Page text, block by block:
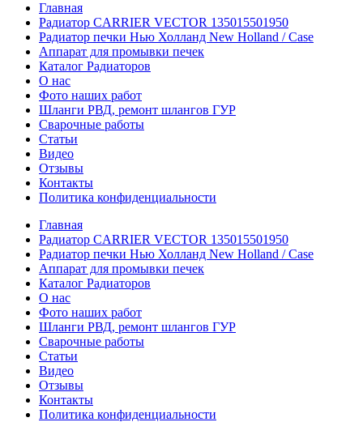
Главная
Радиатор CARRIER VECTOR 135015501950
Радиатор печки Нью Холланд New Holland / Case
Аппарат для промывки печек
Каталог Радиаторов
О нас
Фото наших работ
Шланги РВД, ремонт шлангов ГУР
Сварочные работы
Статьи
Видео
Отзывы
Контакты
Политика конфиденциальности
Главная
Радиатор CARRIER VECTOR 135015501950
Радиатор печки Нью Холланд New Holland / Case
Аппарат для промывки печек
Каталог Радиаторов
О нас
Фото наших работ
Шланги РВД, ремонт шлангов ГУР
Сварочные работы
Статьи
Видео
Отзывы
Контакты
Политика конфиденциальности